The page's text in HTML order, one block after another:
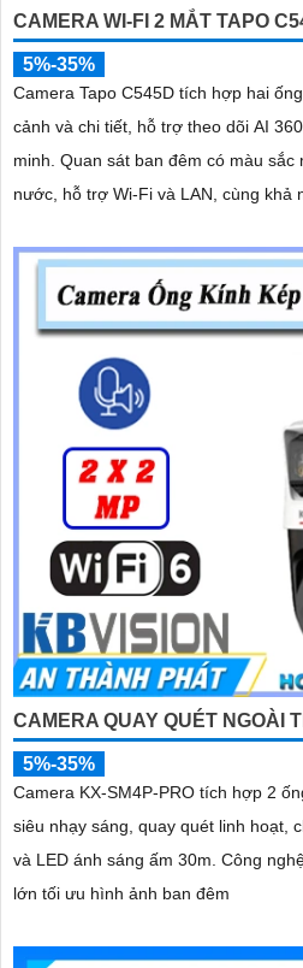
CAMERA WI-FI 2 MẮT TAPO
5%-35%
Camera Tapo C545D tích hợp hai
cảnh và chi tiết, hỗ trợ theo dõi AI
minh. Quan sát ban đêm có màu sắc nét, chuẩn IP66 chống
nước, hỗ trợ Wi-Fi và LAN, cùng khả
CAMERA QUAY QUÉT NGOÀI
5%-35%
Camera KX-SM4P-PRO tích hợp 2
siêu nhạy sáng, quay quét linh hoạt,
và LED ánh sáng ấm 30m. Công nghệ AI-ISP kết hợp cảm biến
lớn tối ưu hình ảnh ban đêm